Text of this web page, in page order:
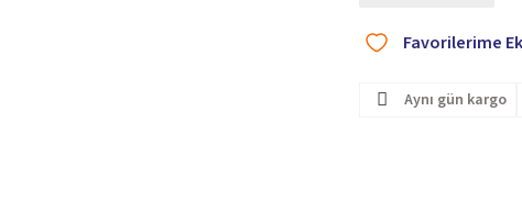
Aynı gün kargo